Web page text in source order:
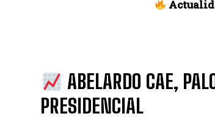
ABELARDO CAE,
PRESIDENCIAL